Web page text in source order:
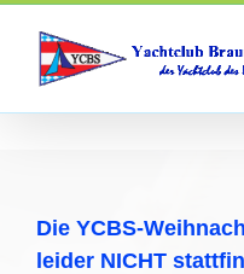
Zum
springen
Die YCBS-
leider NICHT